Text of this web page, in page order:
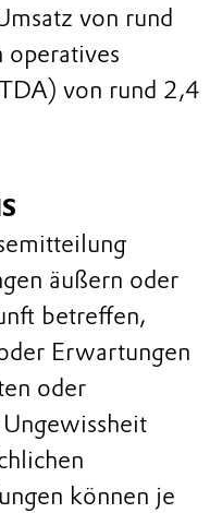
von rund
von rund 2,4
äußern oder
betreffen,
Erwartungen
oder
können je